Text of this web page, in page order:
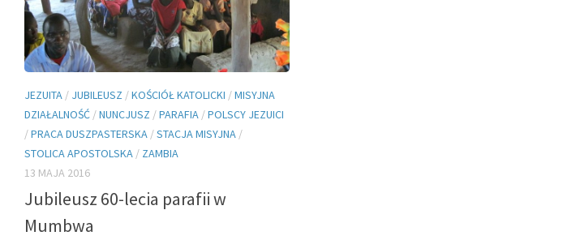
JEZUITA / JUBILEUSZ /KOŚCIÓŁ KATOLICKI /MISYJNA
DZIAŁALNOŚĆ /NUNCJUSZ /PARAFIA /POLSCY JEZUICI
/PRACA DUSZPASTERSKA /STACJA MISYJNA /
STOLICA APOSTOLSKA / ZAMBIA
13 MAJA 2016
Jubileusz 60-lecia parafii w
Mumbwa